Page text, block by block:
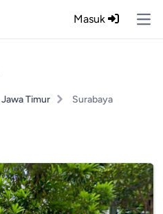
Masuk
Jawa Timur Surabaya